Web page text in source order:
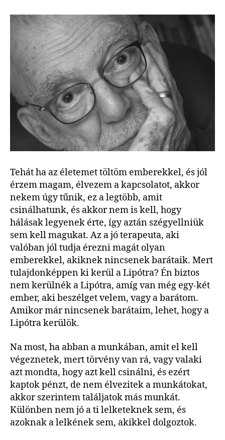
Tehát ha az életemet töltöm emberekkel, és jól
érzem magam, élvezem a kapcsolatot, akkor
nekem úgy tűnik, ez a legtöbb, amit
csinálhatunk, és akkor nem is kell, hogy
hálásak legyenek érte, így aztán szégyellniük
sem kell magukat. Az a jó terapeuta, aki
valóban jól tudja érezni magát olyan
emberekkel, akiknek nincsenek barátaik. Mert
tulajdonképpen ki kerül a Lipótra? Én biztos
nem kerülnék a Lipótra, amíg van még egy-két
ember, aki beszélget velem, vagy a barátom.
Amikor már nincsenek barátaim, lehet, hogy a
Lipótra kerülök.
Na most, ha abban a munkában, amit el kell
végeznetek, mert törvény van rá, vagy valaki
azt mondta, hogy azt kell csinálni, és ezért
kaptok pénzt, de nem élvezitek a munkátokat,
akkor szerintem találjatok más munkát.
Különben nem jó a ti lelketeknek sem, és
azoknak a lelkének sem, akikkel dolgoztok.